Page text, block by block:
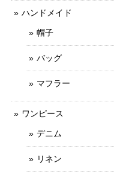
ハンドメイド
帽子
バッグ
マフラー
ワンピース
デニム
リネン